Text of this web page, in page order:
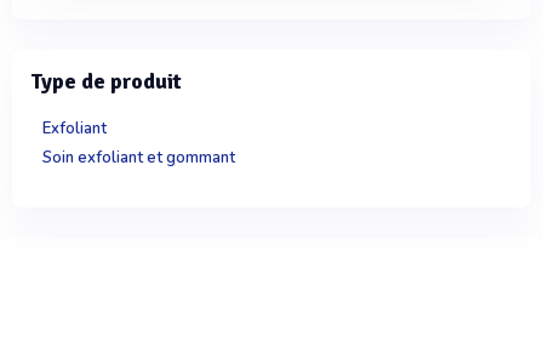
Type de produit
Exfoliant
Soin exfoliant et gommant